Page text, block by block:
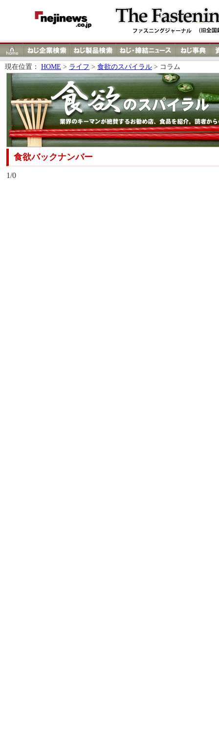
現在位置： HOME > ライフ > 食欲のスパイラル > コラム
食欲バックナンバー
1/0